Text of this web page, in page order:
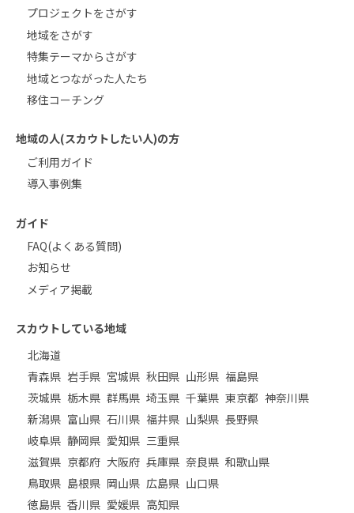
プロジェクトをさがす
地域をさがす
特集テーマからさがす
地域とつながった人たち
移住コーチング
地域の人(スカウトしたい人)の方
ご利用ガイド
導入事例集
ガイド
FAQ(よくある質問)
お知らせ
メディア掲載
スカウトしている地域
北海道
青森県 岩手県 宮城県 秋田県 山形県 福島県
茨城県 栃木県 群馬県 埼玉県 千葉県 東京都 神奈川県
新潟県 富山県 石川県 福井県 山梨県 長野県
岐阜県 静岡県 愛知県 三重県
滋賀県 京都府 大阪府 兵庫県 奈良県 和歌山県
鳥取県 島根県 岡山県 広島県 山口県
徳島県 香川県 愛媛県 高知県